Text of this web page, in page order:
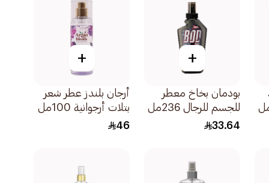
+
بودمان بخاخ معطر
للجسم للرجال 236مل
33.64
+
أرجان بلندز عطر شعر
بتلات أرجوانية 100مل
46